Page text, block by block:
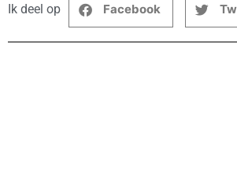
Ik deel op Facebook